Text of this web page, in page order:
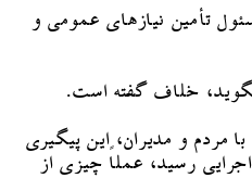
تأمین نیازهای عمومی و
خلاف گفته است.
مردم و مدیران، این پیگیری
رسید، عملاً چیزی از